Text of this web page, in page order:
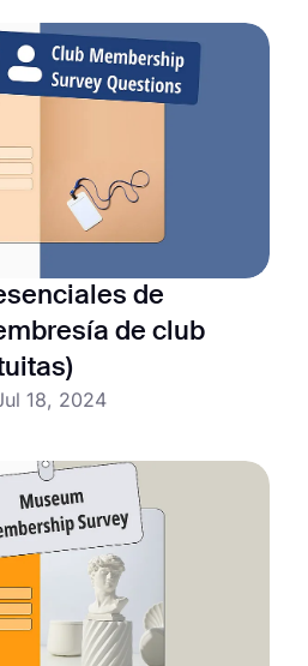
de
de club
18, 2024